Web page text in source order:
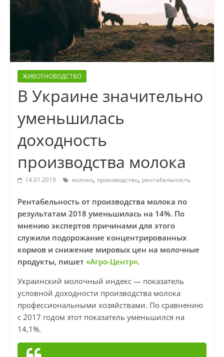
ЖИВОТНОВОДСТВО
В Украине значительно
уменьшилась
доходность
производства молока
14.01.2019 молоко, производство, рентабельность
Рентабельность от производства молока по
результатам 2018 уменьшилась на 14%. По
мнению экспертов причинами для этого
служили подорожание концентрированных
кормов и снижение мировых цен на молочные
продукты, пишет «Агро-Центр».
Украинский молочный индекс — показатель
условной доходности производства молока
профессиональными хозяйствами. По сравнению
с 2017 годом этот показатель уменьшился на
14,1%.